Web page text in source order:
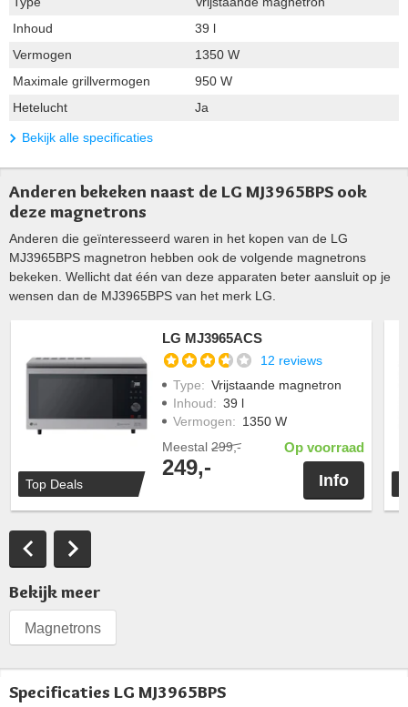
Inhoud
39 l
Vermogen
1350 W
Maximale grillvermogen
950 W
Hetelucht
Ja
Bekijk alle specificaties
Anderen bekeken naast de LG MJ3965BPS ook
deze magnetrons
Anderen die geïnteresseerd waren in het kopen van de LG
MJ3965BPS magnetron hebben ook de volgende magnetrons
bekeken. Wellicht dat één van deze apparaten beter aansluit op je
wensen dan de MJ3965BPS van het merk LG.
Top Deals
LG MJ3965ACS
12 reviews
Type: Vrijstaande magnetron
Inhoud: 39 l
Vermogen: 1350 W
Meestal 299,-
249,-
Op voorraad
Info
Bekijk meer
Magnetrons
Specificaties LG MJ3965BPS